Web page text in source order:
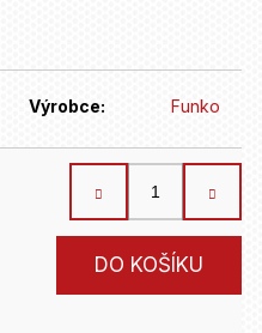
Výrobce: Funko
DO KOŠÍKU